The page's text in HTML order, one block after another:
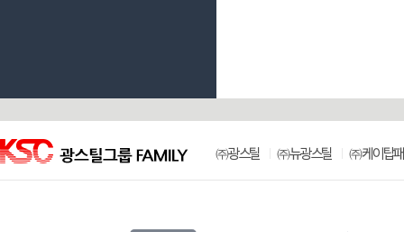
㈜광스틸 ㈜뉴광스틸 ㈜케이탑